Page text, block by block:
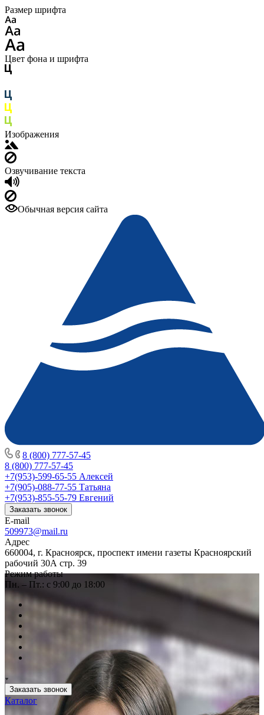
Размер шрифта
Цвет фона и шрифта
Изображения
Озвучивание текста
Обычная версия сайта
8 (800) 777-57-45
8 (800) 777-57-45
+7(953)-599-65-55 Алексей
+7(905)-088-77-55 Татьяна
+7(953)-855-55-79 Евгений
Заказать звонок
E-mail
509973@mail.ru
Адрес
660004, г. Красноярск, проспект имени газеты Красноярский
рабочий 30А стр. 39
Режим работы
Пн. – Пт.: с 9:00 до 18:00
Заказать звонок
Каталог